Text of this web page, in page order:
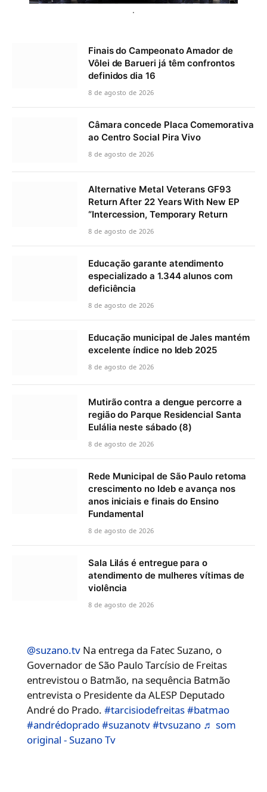
.
Finais do Campeonato Amador de
Vôlei de Barueri já têm confrontos
definidos dia 16
8 de agosto de 2026
Câmara concede Placa Comemorativa
ao Centro Social Pira Vivo
8 de agosto de 2026
Alternative Metal Veterans GF93
Return After 22 Years With New EP
“Intercession, Temporary Return
8 de agosto de 2026
Educação garante atendimento
especializado a 1.344 alunos com
deficiência
8 de agosto de 2026
Educação municipal de Jales mantém
excelente índice no Ideb 2025
8 de agosto de 2026
Mutirão contra a dengue percorre a
região do Parque Residencial Santa
Eulália neste sábado (8)
8 de agosto de 2026
Rede Municipal de São Paulo retoma
crescimento no Ideb e avança nos
anos iniciais e finais do Ensino
Fundamental
8 de agosto de 2026
Sala Lilás é entregue para o
atendimento de mulheres vítimas de
violência
8 de agosto de 2026
@suzano.tv Na entrega da Fatec Suzano, o
Governador de São Paulo Tarcísio de Freitas
entrevistou o Batmão, na sequência Batmão
entrevista o Presidente da ALESP Deputado
André do Prado.#tarcisiodefreitas#batmao
#andrédoprado#suzanotv#tvsuzano ♬ som
original - Suzano Tv